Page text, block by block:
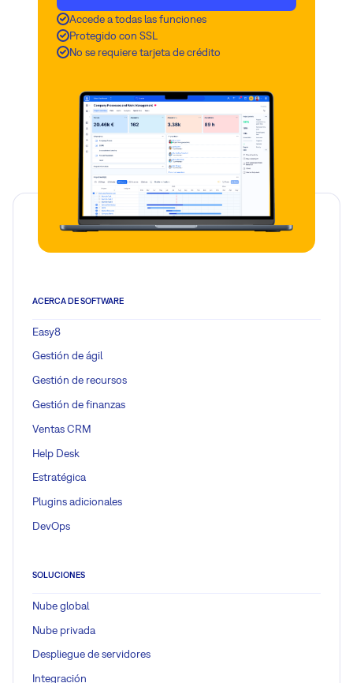
Accede a todas las funciones
Protegido con SSL
No se requiere tarjeta de crédito
ACERCA DE SOFTWARE
Easy8
Gestión de ágil
Gestión de recursos
Gestión de finanzas
Ventas CRM
Help Desk
Estratégica
Plugins adicionales
DevOps
SOLUCIONES
Nube global
Nube privada
Despliegue de servidores
Integración